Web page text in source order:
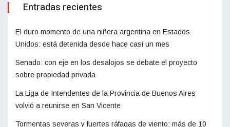
Entradas recientes
El duro momento de una niñera argentina en Estados
Unidos: está detenida desde hace casi un mes
Senado: con eje en los desalojos se debate el proyecto
sobre propiedad privada
La Liga de Intendentes de la Provincia de Buenos Aires
volvió a reunirse en San Vicente
Tormentas severas y fuertes ráfagas de viento: más de 10